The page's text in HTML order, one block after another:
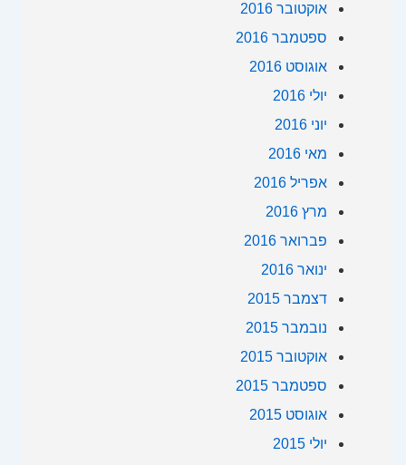
אוקטובר 2016
ספטמבר 2016
אוגוסט 2016
יולי 2016
יוני 2016
מאי 2016
אפריל 2016
מרץ 2016
פברואר 2016
ינואר 2016
דצמבר 2015
נובמבר 2015
אוקטובר 2015
ספטמבר 2015
אוגוסט 2015
יולי 2015